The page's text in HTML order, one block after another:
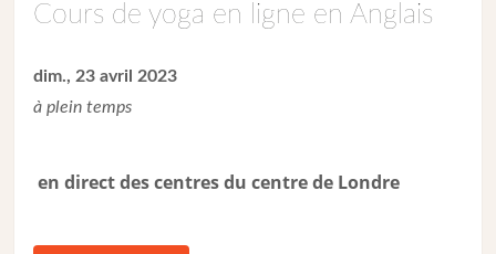
Cours de yoga en ligne en Anglais
dim., 23 avril 2023
à plein temps
en direct des centres du centre de Londre